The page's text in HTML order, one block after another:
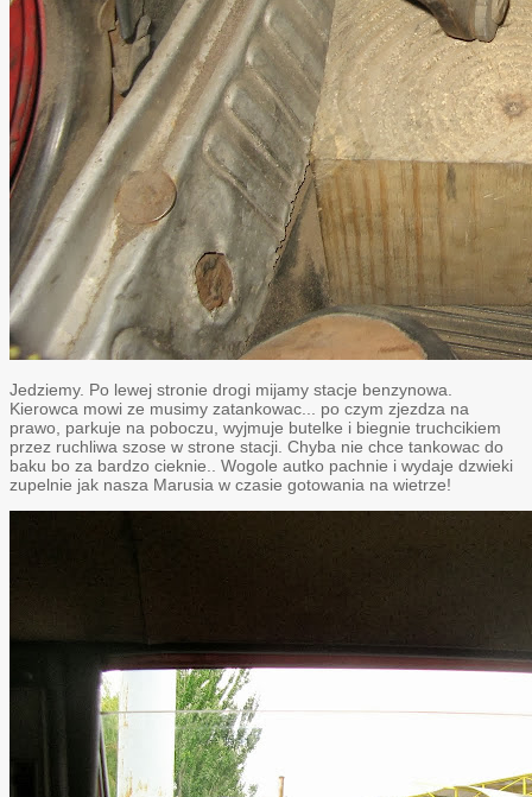
Jedziemy. Po lewej stronie drogi mijamy stacje benzynowa.
Kierowca mowi ze musimy zatankowac... po czym zjezdza na
prawo, parkuje na poboczu, wyjmuje butelke i biegnie truchcikiem
przez ruchliwa szose w strone stacji. Chyba nie chce tankowac do
baku bo za bardzo cieknie.. Wogole autko pachnie i wydaje dzwieki
zupelnie jak nasza Marusia w czasie gotowania na wietrze!